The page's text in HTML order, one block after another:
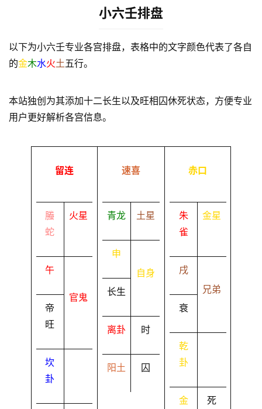
小六壬排盘
以下为小六壬专业各宫排盘，表格中的文字颜色代表了各自
的金木水火土五行。
本站独创为其添加十二长生以及旺相囚休死状态，方便专业
用户更好解析各宫信息。
留连
螣
蛇
火星
午
帝
旺
官鬼
坎
卦
速喜
青龙 土星
申
长生
自身
离卦 时
阳土 囚
赤口
朱
雀
金星
戌
衰
兄弟
乾
卦
金 死